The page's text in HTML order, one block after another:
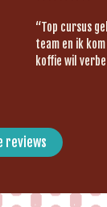
“Top cursus
team en ik
koffie wil
reviews